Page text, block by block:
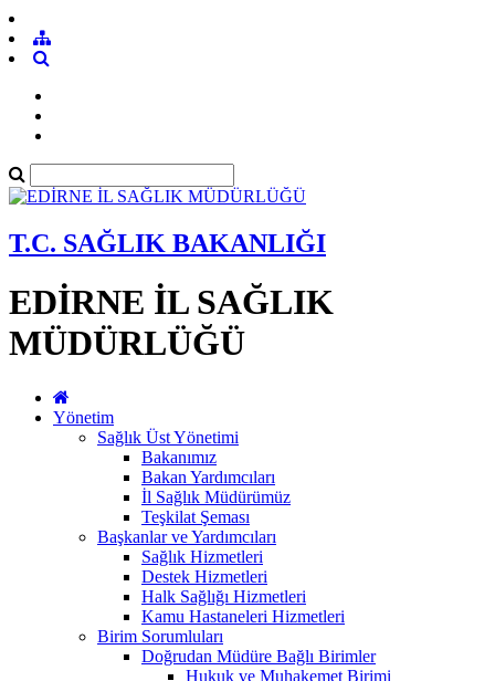
T.C. SAĞLIK BAKANLIĞI
EDİRNE İL SAĞLIK
MÜDÜRLÜĞÜ
Yönetim
Sağlık Üst Yönetimi
Bakanımız
Bakan Yardımcıları
İl Sağlık Müdürümüz
Teşkilat Şeması
Başkanlar ve Yardımcıları
Sağlık Hizmetleri
Destek Hizmetleri
Halk Sağlığı Hizmetleri
Kamu Hastaneleri Hizmetleri
Birim Sorumluları
Doğrudan Müdüre Bağlı Birimler
Hukuk ve Muhakemet Birimi